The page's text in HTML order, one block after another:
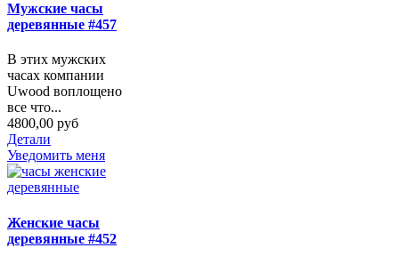
Мужские часы
деревянные #457
В этих мужских
часах компании
Uwood воплощено
все что...
4800,00 руб
Детали
Уведомить меня
Женские часы
деревянные #452